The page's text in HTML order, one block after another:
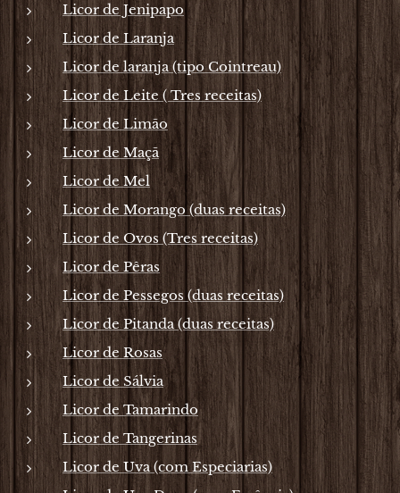
Licor de Jenipapo
Licor de Laranja
Licor de laranja (tipo Cointreau)
Licor de Leite ( Tres receitas)
Licor de Limão
Licor de Maçã
Licor de Mel
Licor de Morango (duas receitas)
Licor de Ovos (Tres receitas)
Licor de Pêras
Licor de Pessegos (duas receitas)
Licor de Pitanda (duas receitas)
Licor de Rosas
Licor de Sálvia
Licor de Tamarindo
Licor de Tangerinas
Licor de Uva (com Especiarias)